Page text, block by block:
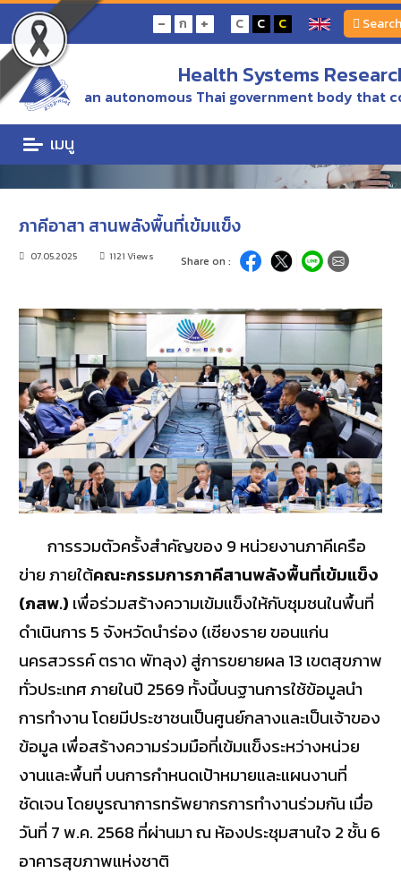
- ก + C C C Search
Health Systems
an autonomous Thai government body that
เมนู
Home ข่าว/ความเคลื่อนไหว ภาคีอาสา สานพลังพื้นที่เข้มแข็ง
ข่าว/ความเคลื่อนไหว
ข่าว/ความเคลื่อนไหว
ภาคีอาสา สานพลังพื้นที่เข้มแข็ง
07.05.2025 1121 Views Share on :
การรวมตัวครั้งสำคัญของ 9 หน่วยงานภาคีเครือ
ข่าย ภายใต้คณะกรรมการภาคีสานพลังพื้นที่เข้มแข็ง
(ภสพ.) เพื่อร่วมสร้างความเข้มแข็งให้กับชุมชนในพื้นที่
ดำเนินการ 5 จังหวัดนำร่อง (เชียงราย ขอนแก่น
นครสวรรค์ ตราด พัทลุง) สู่การขยายผล 13 เขตสุขภาพ
ทั่วประเทศ ภายในปี 2569 ทั้งนี้บนฐานการใช้ข้อมูลนำ
การทำงาน โดยมีประชาชนเป็นศูนย์กลางและเป็นเจ้าของ
ข้อมูล เพื่อสร้างความร่วมมือที่เข้มแข็งระหว่างหน่วย
งานและพื้นที่ บนการกำหนดเป้าหมายและแผนงานที่
ชัดเจน โดยบูรณาการทรัพยากรการทำงานร่วมกัน เมื่อ
วันที่ 7 พ.ค. 2568 ที่ผ่านมา ณ ห้องประชุมสานใจ 2 ชั้น 6
อาคารสุขภาพแห่งชาติ